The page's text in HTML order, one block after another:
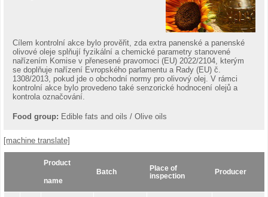
Cílem kontrolní akce bylo prověřit, zda extra panenské a panenské
olivové oleje splňují fyzikální a chemické parametry stanovené
nařízením Komise v přenesené pravomoci (EU) 2022/2104, kterým
se doplňuje nařízení Evropského parlamentu a Rady (EU) č.
1308/2013, pokud jde o obchodní normy pro olivový olej. V rámci
kontrolní akce bylo provedeno také senzorické hodnocení olejů a
kontrola označování.
Food group: Edible fats and oils / Olive oils
[machine translate]
Product
name
Batch
Place of
inspection
Producer